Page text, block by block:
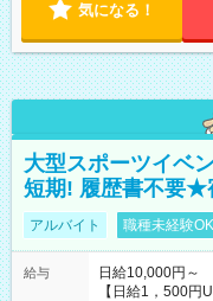
気になる！
大型スポーツイベ
短期! 履歴書不要★
アルバイト 職種未経験OK
給与
日給10,000円～
【日給1，500円